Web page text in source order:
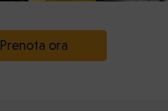
Prenota ora